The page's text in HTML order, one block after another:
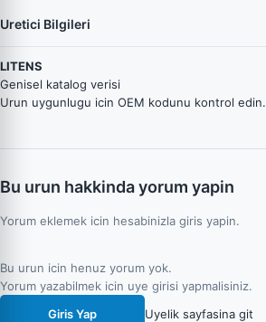
Uretici Bilgileri
LITENS
Genisel katalog verisi
Urun uygunlugu icin OEM kodunu kontrol edin.
Bu urun hakkinda yorum yapin
Yorum eklemek icin hesabinizla giris yapin.
Bu urun icin henuz yorum yok.
Yorum yazabilmek icin uye girisi yapmalisiniz.
Giris Yap
Uyelik sayfasina git